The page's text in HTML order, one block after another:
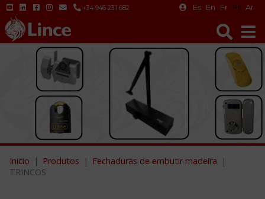
+34 946 231 682 Es En Fr Pt Ar
Inicio Produtos
Fechaduras de embutir madeira
TRINCOS